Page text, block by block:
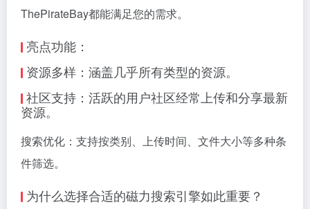
ThePirateBay都能满足您的需求。
亮点功能：
资源多样：涵盖几乎所有类型的资源。
社区支持：活跃的用户社区经常上传和分享最新
资源。
搜索优化：支持按类别、上传时间、文件大小等多种条
件筛选。
为什么选择合适的磁力搜索引擎如此重要？